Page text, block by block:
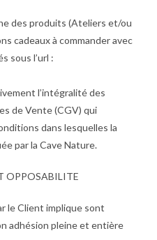
des produits (Ateliers et/ou
cadeaux à commander avec
sous l’url :
l’intégralité des
de Vente (CGV) qui
dans lesquelles la
par la Cave Nature.
OPPOSABILITE
le Client implique sont
adhésion pleine et entière